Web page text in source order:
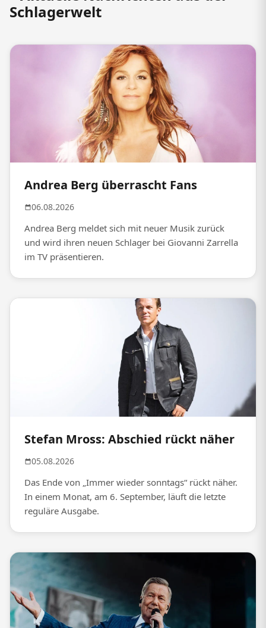
Schlagerwelt
Andrea Berg überrascht Fans
06.08.2026
Andrea Berg meldet sich mit neuer Musik zurück
und wird ihren neuen Schlager bei Giovanni Zarrella
im TV präsentieren.
Stefan Mross: Abschied rückt näher
05.08.2026
Das Ende von „Immer wieder sonntags“ rückt näher.
In einem Monat, am 6. September, läuft die letzte
reguläre Ausgabe.